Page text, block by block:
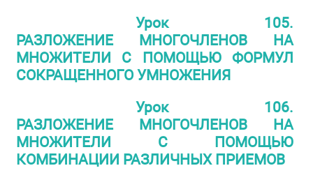
Урок 105.
РАЗЛОЖЕНИЕ МНОГОЧЛЕНОВ НА
МНОЖИТЕЛИ С ПОМОЩЬЮ ФОРМУЛ
СОКРАЩЕННОГО УМНОЖЕНИЯ
Урок 106.
РАЗЛОЖЕНИЕ МНОГОЧЛЕНОВ НА
МНОЖИТЕЛИ С ПОМОЩЬЮ
КОМБИНАЦИИ РАЗЛИЧНЫХ ПРИЕМОВ